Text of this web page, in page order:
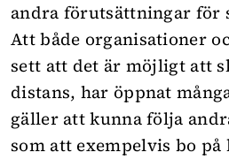
andra förutsättningar för
Att både organisationer
sett att det är möjligt att
distans, har öppnat
gäller att kunna följa
som att exempelvis bo